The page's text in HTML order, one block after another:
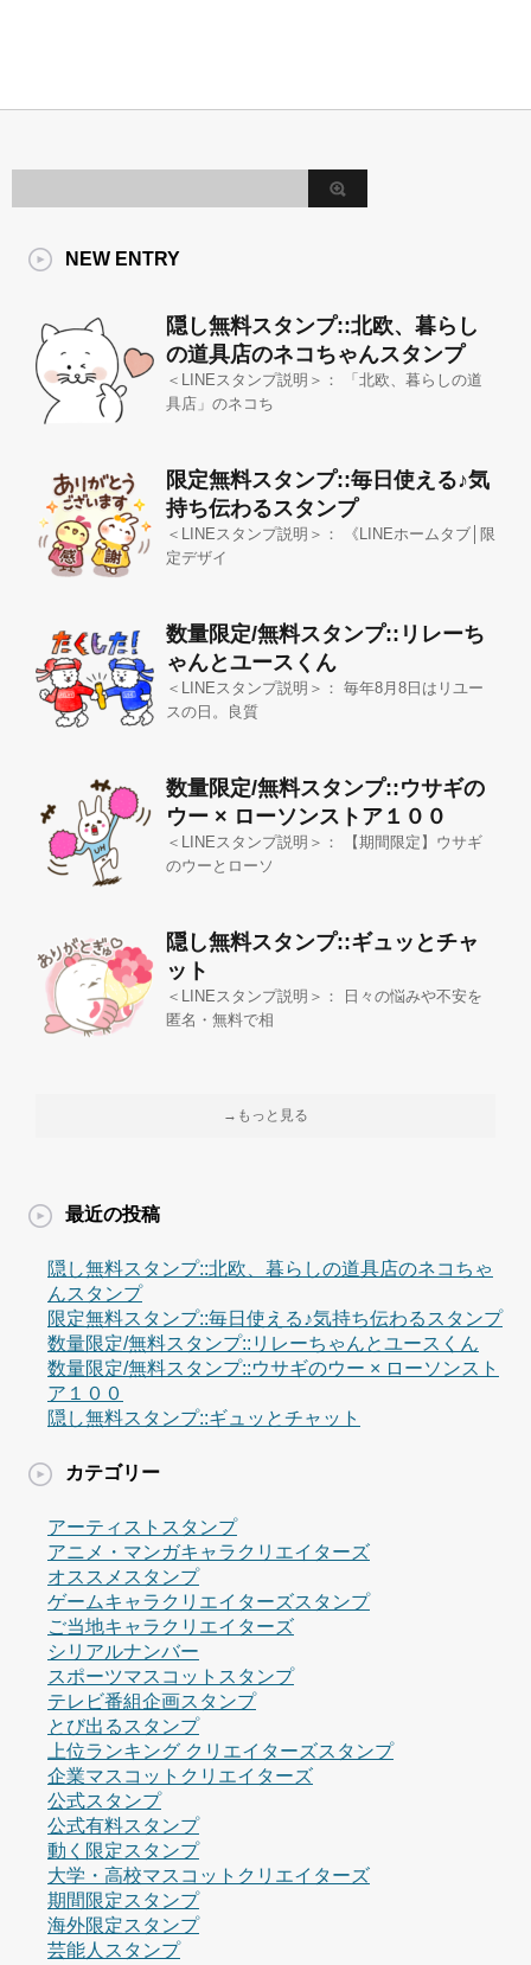
NEW ENTRY
隠し無料スタンプ::北欧、暮らし
の道具店のネコちゃんスタンプ
＜LINEスタンプ説明＞： 「北欧、暮らしの道
具店」のネコち
限定無料スタンプ::毎日使える♪気
持ち伝わるスタンプ
＜LINEスタンプ説明＞： 《LINEホームタブ│限
定デザイ
数量限定/無料スタンプ::リレーち
ゃんとユースくん
＜LINEスタンプ説明＞： 毎年8月8日はリユー
スの日。良質
数量限定/無料スタンプ::ウサギの
ウー × ローソンストア１００
＜LINEスタンプ説明＞： 【期間限定】ウサギ
のウーとローソ
隠し無料スタンプ::ギュッとチャ
ット
＜LINEスタンプ説明＞： 日々の悩みや不安を
匿名・無料で相
→もっと見る
最近の投稿
隠し無料スタンプ::北欧、暮らしの道具店のネコちゃ
んスタンプ
限定無料スタンプ::毎日使える♪気持ち伝わるスタンプ
数量限定/無料スタンプ::リレーちゃんとユースくん
数量限定/無料スタンプ::ウサギのウー × ローソンスト
ア１００
隠し無料スタンプ::ギュッとチャット
カテゴリー
アーティストスタンプ
アニメ・マンガキャラクリエイターズ
オススメスタンプ
ゲームキャラクリエイターズスタンプ
ご当地キャラクリエイターズ
シリアルナンバー
スポーツマスコットスタンプ
テレビ番組企画スタンプ
とび出るスタンプ
上位ランキング クリエイターズスタンプ
企業マスコットクリエイターズ
公式スタンプ
公式有料スタンプ
動く限定スタンプ
大学・高校マスコットクリエイターズ
期間限定スタンプ
海外限定スタンプ
芸能人スタンプ